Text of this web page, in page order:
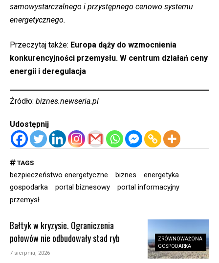
samowystarczalnego i przystępnego cenowo systemu
energetycznego.
Przeczytaj także: Europa dąży do wzmocnienia
konkurencyjności przemysłu. W centrum działań ceny
energii i deregulacja
Źródło: biznes.newseria.pl
Udostępnij
TAGS
bezpieczeństwo energetyczne biznes
energetyka
gospodarka
portal biznesowy
portal informacyjny
przemysł
ZRÓWNOWAŻONA
GOSPODARKA
Bałtyk w kryzysie. Ograniczenia
połowów nie odbudowały stad ryb
7 sierpnia, 2026